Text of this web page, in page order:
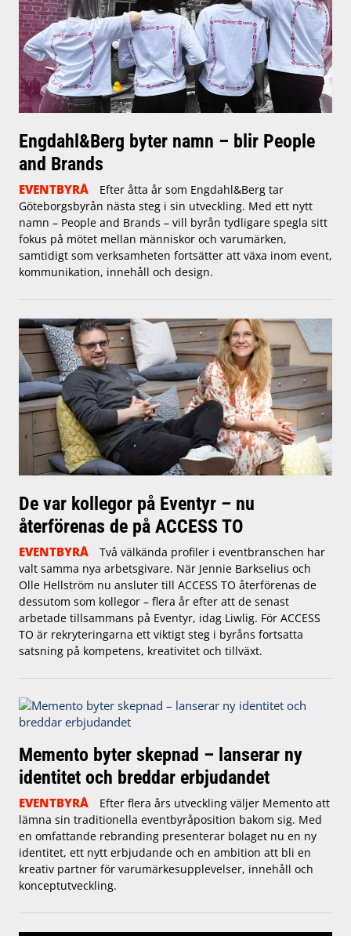
Engdahl&Berg byter namn – blir People
and Brands
EVENTBYRÅ
Efter åtta år som Engdahl&Berg tar
Göteborgsbyrån nästa steg i sin utveckling. Med ett nytt
namn – People and Brands – vill byrån tydligare spegla sitt
fokus på mötet mellan människor och varumärken,
samtidigt som verksamheten fortsätter att växa inom event,
kommunikation, innehåll och design.
De var kollegor på Eventyr – nu
återförenas de på ACCESS TO
EVENTBYRÅ
Två välkända profiler i eventbranschen har
valt samma nya arbetsgivare. När Jennie Barkselius och
Olle Hellström nu ansluter till ACCESS TO återförenas de
dessutom som kollegor – flera år efter att de senast
arbetade tillsammans på Eventyr, idag Liwlig. För ACCESS
TO är rekryteringarna ett viktigt steg i byråns fortsatta
satsning på kompetens, kreativitet och tillväxt.
Memento byter skepnad – lanserar ny
identitet och breddar erbjudandet
EVENTBYRÅ
Efter flera års utveckling väljer Memento att
lämna sin traditionella eventbyråposition bakom sig. Med
en omfattande rebranding presenterar bolaget nu en ny
identitet, ett nytt erbjudande och en ambition att bli en
kreativ partner för varumärkesupplevelser, innehåll och
konceptutveckling.